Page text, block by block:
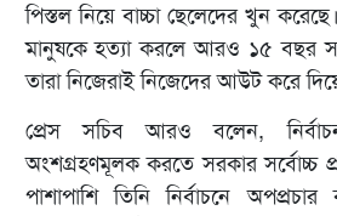
পিস্তল নিয়ে বাচ্চা ছেলেদের খুন
মানুষকে হত্যা করলে আরও ১৫ বছর
তারা নিজেরাই নিজেদের আউট করে
প্রেস সচিব আরও বলেন,
অংশগ্রহণমূলক করতে সরকার সর্বোচ্চ
পাশাপাশি তিনি নির্বাচনে